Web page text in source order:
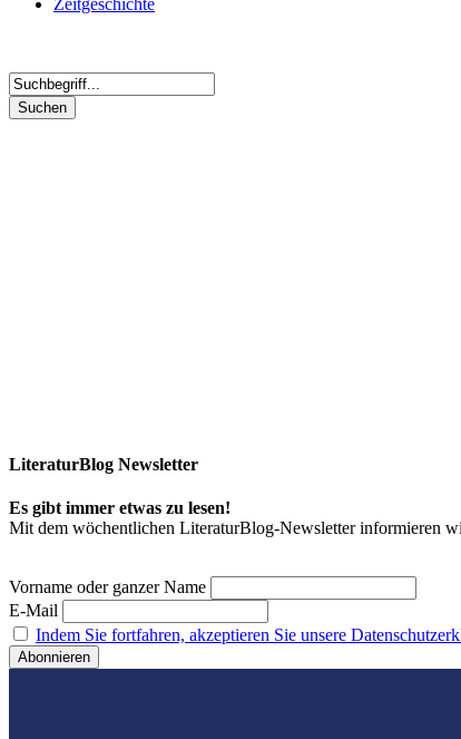
LiteraturBlog Newsletter
Es gibt immer etwas zu lesen!
Mit dem wöchentlichen LiteraturBlog-Newsletter informieren
Vorname oder ganzer Name
E-Mail
Indem Sie fortfahren, akzeptieren Sie unsere